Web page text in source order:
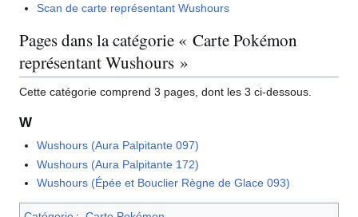
Scan de carte représentant Wushours
Pages dans la catégorie « Carte Pokémon
représentant Wushours »
Cette catégorie comprend 3 pages, dont les 3 ci-dessous.
W
Wushours (Aura Palpitante 097)
Wushours (Aura Palpitante 172)
Wushours (Épée et Bouclier Règne de Glace 093)